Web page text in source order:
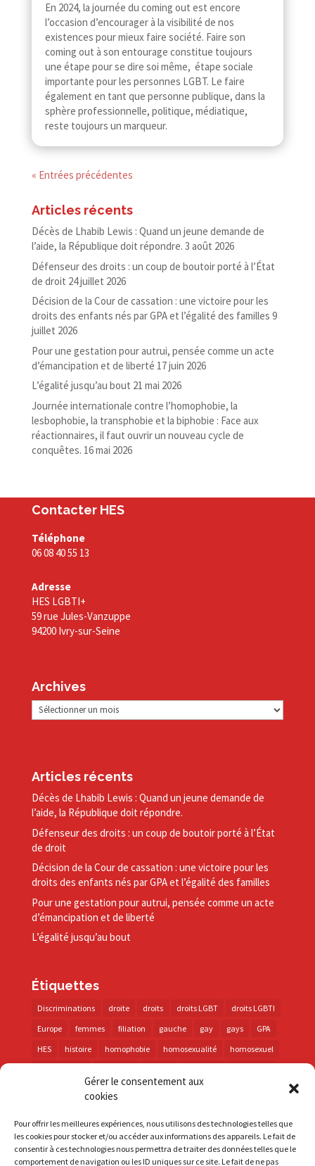
Gérer le consentement aux
cookies
Pour offrir les meilleures expériences, nous utilisons des technologies telles que
les cookies pour stocker et/ou accéder aux informations des appareils. Le fait de
consentir à ces technologies nous permettra de traiter des données telles que le
comportement de navigation ou les ID uniques sur ce site. Le fait de ne pas
En 2024, la journée du coming out est encore
l’occasion d’encourager à la visibilité de nos
existences pour mieux faire société. Faire son
coming out à son entourage constitue toujours
une étape pour se dire soi même, étape sociale
importante pour les personnes LGBT. Le faire
également en tant que personne publique, dans la
sphère professionnelle, politique, médiatique,
reste toujours un marqueur.
« Entrées précédentes
Articles récents
Décès de Lhabib Lewis : Quand un jeune demande de
l’aide, la République doit répondre. 3 août 2026
Défenseur des droits : un coup de boutoir porté à l’État
de droit 24 juillet 2026
Décision de la Cour de cassation : une victoire pour les
droits des enfants nés par GPA et l’égalité des familles 9
juillet 2026
Pour une gestation pour autrui, pensée comme un acte
d’émancipation et de liberté 17 juin 2026
L’égalité jusqu’au bout 21 mai 2026
Journée internationale contre l’homophobie, la
lesbophobie, la transphobie et la biphobie : Face aux
réactionnaires, il faut ouvrir un nouveau cycle de
conquêtes. 16 mai 2026
Contacter HES
Téléphone
06 08 40 55 13
Adresse
HES LGBTI+
59 rue Jules-Vanzuppe
94200 Ivry-sur-Seine
Archives
Archives
Articles récents
Décès de Lhabib Lewis : Quand un jeune demande de
l’aide, la République doit répondre.
Défenseur des droits : un coup de boutoir porté à l’État
de droit
Décision de la Cour de cassation : une victoire pour les
droits des enfants nés par GPA et l’égalité des familles
Pour une gestation pour autrui, pensée comme un acte
d’émancipation et de liberté
L’égalité jusqu’au bout
Étiquettes
Discriminations droite droits droits LGBT
droits LGBTI
Europe
femmes filiation gauche gay gays
GPA
HES
histoire homophobie homosexualité
homosexuel
personnes trans
PMA police propositions
prévention
santé
sida trans transphobie UE
Union européenne